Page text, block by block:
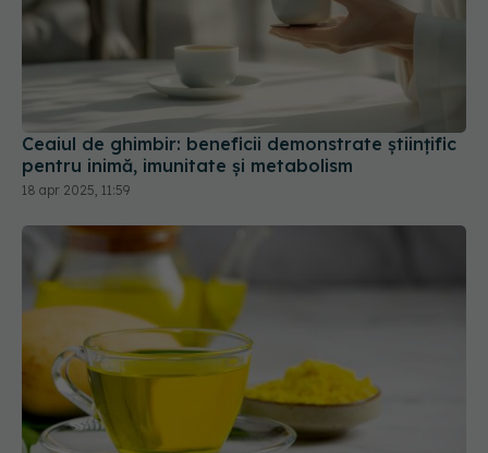
Ceaiul de ghimbir: beneficii demonstrate științific
pentru inimă, imunitate și metabolism
18 apr 2025, 11:59